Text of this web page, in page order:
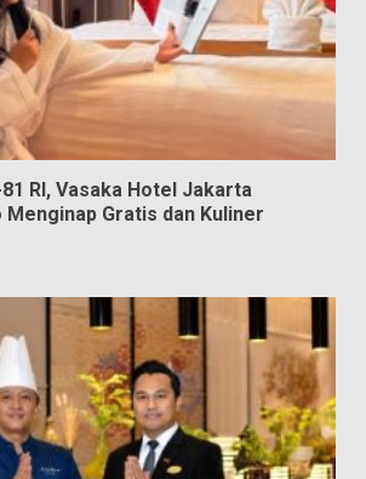
RI, Vasaka Hotel Jakarta
Gratis dan Kuliner